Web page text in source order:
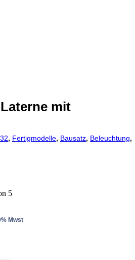
mit
, Fertigmodelle, Bausatz, Beleuchtung,
5
Mwst